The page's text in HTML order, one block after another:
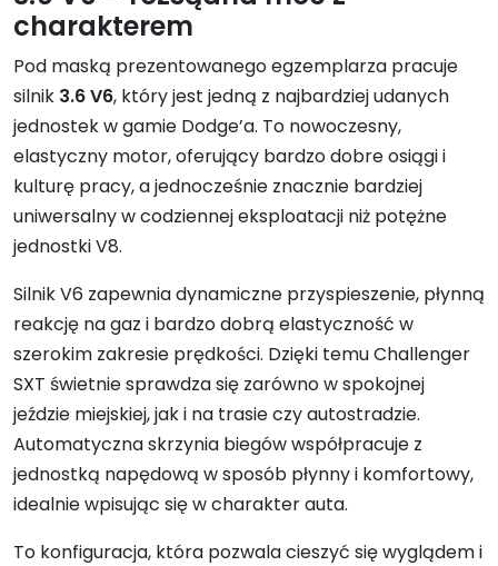
charakterem
Pod maską prezentowanego egzemplarza pracuje
silnik 3.6 V6, który jest jedną z najbardziej udanych
jednostek w gamie Dodge’a. To nowoczesny,
elastyczny motor, oferujący bardzo dobre osiągi i
kulturę pracy, a jednocześnie znacznie bardziej
uniwersalny w codziennej eksploatacji niż potężne
jednostki V8.
Silnik V6 zapewnia dynamiczne przyspieszenie, płynną
reakcję na gaz i bardzo dobrą elastyczność w
szerokim zakresie prędkości. Dzięki temu Challenger
SXT świetnie sprawdza się zarówno w spokojnej
jeździe miejskiej, jak i na trasie czy autostradzie.
Automatyczna skrzynia biegów współpracuje z
jednostką napędową w sposób płynny i komfortowy,
idealnie wpisując się w charakter auta.
To konfiguracja, która pozwala cieszyć się wyglądem i